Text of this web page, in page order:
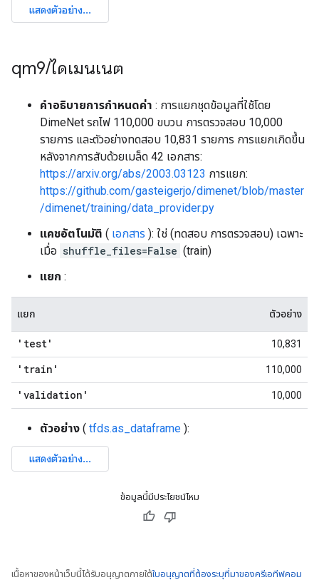
qm9/ไดเมนเนต
คำอธิบายการกำหนดค่า : การแยกชุดข้อมูลที่ใช้โดย
DimeNet รถไฟ 110,000 ขบวน การตรวจสอบ 10,000
รายการ และตัวอย่างทดสอบ 10,831 รายการ การแยกเกิดขึ้น
หลังจากการสับด้วยเมล็ด 42 เอกสาร:
https://arxiv.org/abs/2003.03123 การแยก:
https://github.com/gasteigerjo/dimenet/blob/master
/dimenet/training/data_provider.py
แคชอัตโนมัติ ( เอกสาร ): ใช่ (ทดสอบ การตรวจสอบ) เฉพาะ
เมื่อ shuffle_files=False (train)
แยก :
แยก ตัวอย่าง
'test' 10,831
'train' 110,000
'validation' 10,000
ตัวอย่าง ( tfds.as_dataframe ):
ข้อมูลนี้มีประโยชน์ไหม
เนื้อหาของหน้าเว็บนี้ได้รับอนุญาตภายใต้ใบอนุญาตที่ต้องระบุที่มาของครีเอทีฟคอม